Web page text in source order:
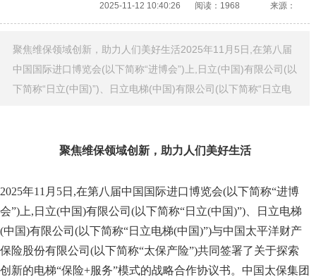
2025-11-12 10:40:26 阅读：1968 来源：
聚焦维保领域创新，助力人们美好生活2025年11月5日,在第八届
中国国际进口博览会(以下简称“进博会”)上,日立(中国)有限公司(以
下简称“日立(中国)”)、日立电梯(中国)有限公司(以下简称“日立电
聚焦维保领域创新，助力人们美好生活
2025年11月5日,在第八届中国国际进口博览会(以下简称“进博
会”)上,日立(中国)有限公司(以下简称“日立(中国)”)、日立电梯
(中国)有限公司(以下简称“日立电梯(中国)”)与中国太平洋财产
保险股份有限公司(以下简称“太保产险”)共同签署了关于探索
创新的电梯“保险+服务”模式的战略合作协议书。中国太保集团